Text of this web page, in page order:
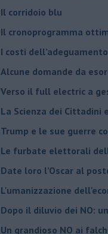
Il corridoio blu
​Il cronoprogramma
​I costi
Alcune domande da
Verso il full electric a
​La Scienza dei Cittadini
Trump e le sue guerre
​Le furbate elettorali
​Date loro l’Oscar al
L'umanizzazione
​Dopo il diluvio dei NO:
​Un grandioso NO ai